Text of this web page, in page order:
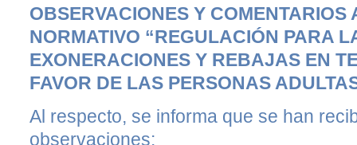
OBSERVACIONES Y COMENTARIOS
NORMATIVO “REGULACIÓN PARA
EXONERACIONES Y REBAJAS EN
FAVOR DE LAS PERSONAS
Al respecto, se informa que se han
observaciones: